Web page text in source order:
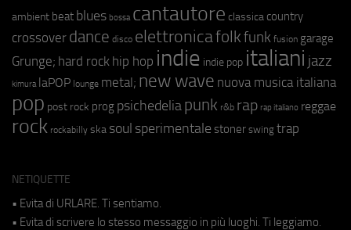
ambient beat blues bossa cantautore classica country
crossover dance disco elettronicafolkfunk fusion garage
Grunge; hard rock hip hop indie indie pop italiani jazz
kimura laPOP lounge metal; new wave nuova musica italiana
pop post rock prog psichedeliapunk r&b rap rap italiano reggae
rock rockabilly ska soul sperimentale stoner swing trap
NETIQUETTE
• Evita di URLARE. Ti sentiamo.
• Evita di scrivere lo stesso messaggio in più luoghi. Ti leggiamo.